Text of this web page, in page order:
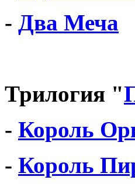
- Два Меча
Трилогия "
- Король
- Король